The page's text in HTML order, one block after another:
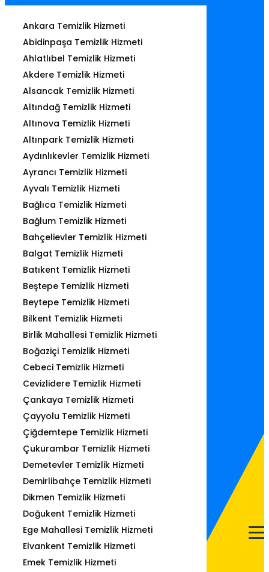
Ankara Temizlik Hizmeti
Abidinpaşa Temizlik Hizmeti
Ahlatlıbel Temizlik Hizmeti
Akdere Temizlik Hizmeti
Alsancak Temizlik Hizmeti
Altındağ Temizlik Hizmeti
Altınova Temizlik Hizmeti
Altınpark Temizlik Hizmeti
Aydınlıkevler Temizlik Hizmeti
Ayrancı Temizlik Hizmeti
Ayvalı Temizlik Hizmeti
Bağlıca Temizlik Hizmeti
Bağlum Temizlik Hizmeti
Bahçelievler Temizlik Hizmeti
Balgat Temizlik Hizmeti
Batıkent Temizlik Hizmeti
Beştepe Temizlik Hizmeti
Beytepe Temizlik Hizmeti
Bilkent Temizlik Hizmeti
Birlik Mahallesi Temizlik Hizmeti
Boğaziçi Temizlik Hizmeti
Cebeci Temizlik Hizmeti
Cevizlidere Temizlik Hizmeti
Çankaya Temizlik Hizmeti
Çayyolu Temizlik Hizmeti
Çiğdemtepe Temizlik Hizmeti
Çukurambar Temizlik Hizmeti
Demetevler Temizlik Hizmeti
Demirlibahçe Temizlik Hizmeti
Dikmen Temizlik Hizmeti
Doğukent Temizlik Hizmeti
Ege Mahallesi Temizlik Hizmeti
Elvankent Temizlik Hizmeti
Emek Temizlik Hizmeti